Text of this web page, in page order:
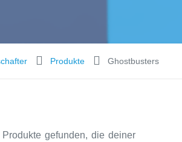
Produkte Ghostbusters
gefunden, die deiner